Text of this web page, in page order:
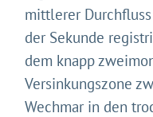
mittlerer
der Sekunde
dem knapp
Versinkungszone
Wechmar in den